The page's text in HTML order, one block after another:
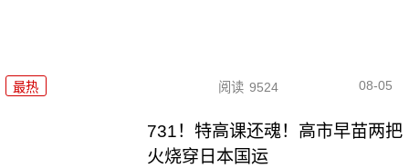
最热 阅读 9524 08-05
731！特高课还魂！高市早苗两把
火烧穿日本国运